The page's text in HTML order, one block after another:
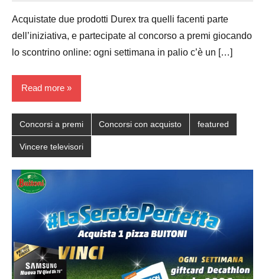
Acquistate due prodotti Durex tra quelli facenti parte
dell’iniziativa, e partecipate al concorso a premi giocando
lo scontrino online: ogni settimana in palio c’è un […]
Read more
Concorsi a premi Concorsi con acquisto featured
Vincere televisori